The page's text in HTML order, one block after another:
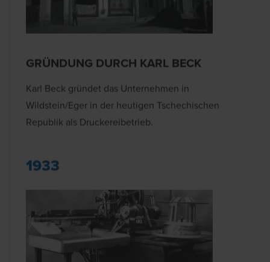
GRÜNDUNG DURCH KARL BECK
Karl Beck gründet das Unternehmen in
Wildstein/Eger in der heutigen Tschechischen
Republik als Druckereibetrieb.
1933